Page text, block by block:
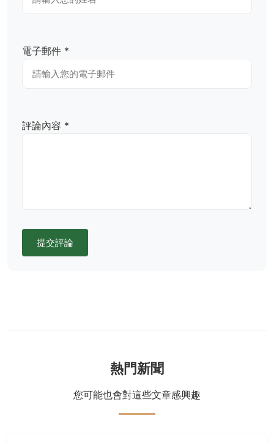
電子郵件 *
評論內容 *
提交評論
熱門新聞
您可能也會對這些文章感興趣